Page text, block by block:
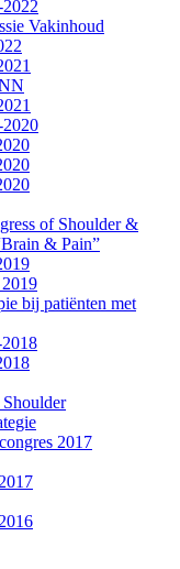
Vakinhoud
of Shoulder &
& Pain”
bij patiënten met
2017